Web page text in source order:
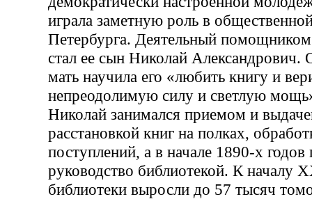
играла заметную роль в
Петербурга. Деятельный
стал ее сын Николай Александрович.
мать научила его «любить книгу и
непреодолимую силу и светлую
Николай занимался приемом и
расстановкой книг на полках,
поступлений, а в начале 1890-х годов
руководство библиотекой. К началу
библиотеки выросли до 57 тысяч